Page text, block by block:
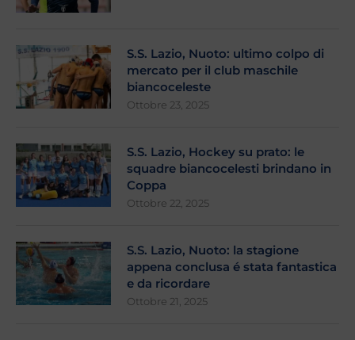
S.S. Lazio, Nuoto: ultimo colpo di
mercato per il club maschile
biancoceleste
Ottobre 23, 2025
S.S. Lazio, Hockey su prato: le
squadre biancocelesti brindano in
Coppa
Ottobre 22, 2025
S.S. Lazio, Nuoto: la stagione
appena conclusa é stata fantastica
e da ricordare
Ottobre 21, 2025